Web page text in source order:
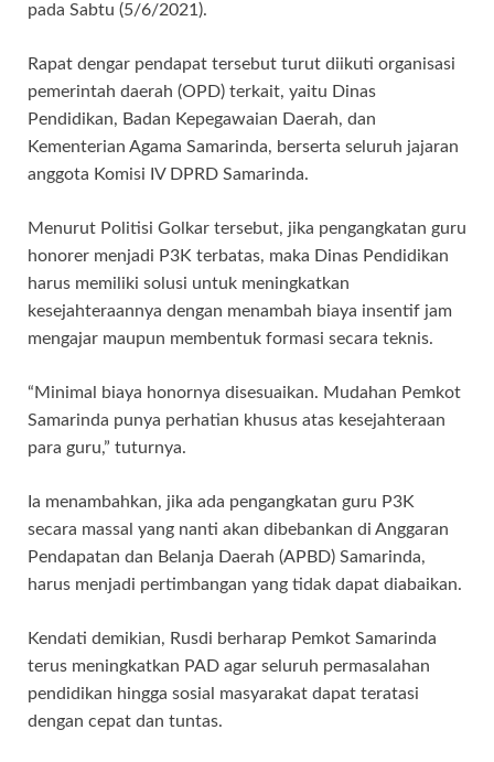
pada Sabtu (5/6/2021).
Rapat dengar pendapat tersebut turut diikuti organisasi
pemerintah daerah (OPD) terkait, yaitu Dinas
Pendidikan, Badan Kepegawaian Daerah, dan
Kementerian Agama Samarinda, berserta seluruh jajaran
anggota Komisi IV DPRD Samarinda.
Menurut Politisi Golkar tersebut, jika pengangkatan guru
honorer menjadi P3K terbatas, maka Dinas Pendidikan
harus memiliki solusi untuk meningkatkan
kesejahteraannya dengan menambah biaya insentif jam
mengajar maupun membentuk formasi secara teknis.
“Minimal biaya honornya disesuaikan. Mudahan Pemkot
Samarinda punya perhatian khusus atas kesejahteraan
para guru,” tuturnya.
Ia menambahkan, jika ada pengangkatan guru P3K
secara massal yang nanti akan dibebankan di Anggaran
Pendapatan dan Belanja Daerah (APBD) Samarinda,
harus menjadi pertimbangan yang tidak dapat diabaikan.
Kendati demikian, Rusdi berharap Pemkot Samarinda
terus meningkatkan PAD agar seluruh permasalahan
pendidikan hingga sosial masyarakat dapat teratasi
dengan cepat dan tuntas.